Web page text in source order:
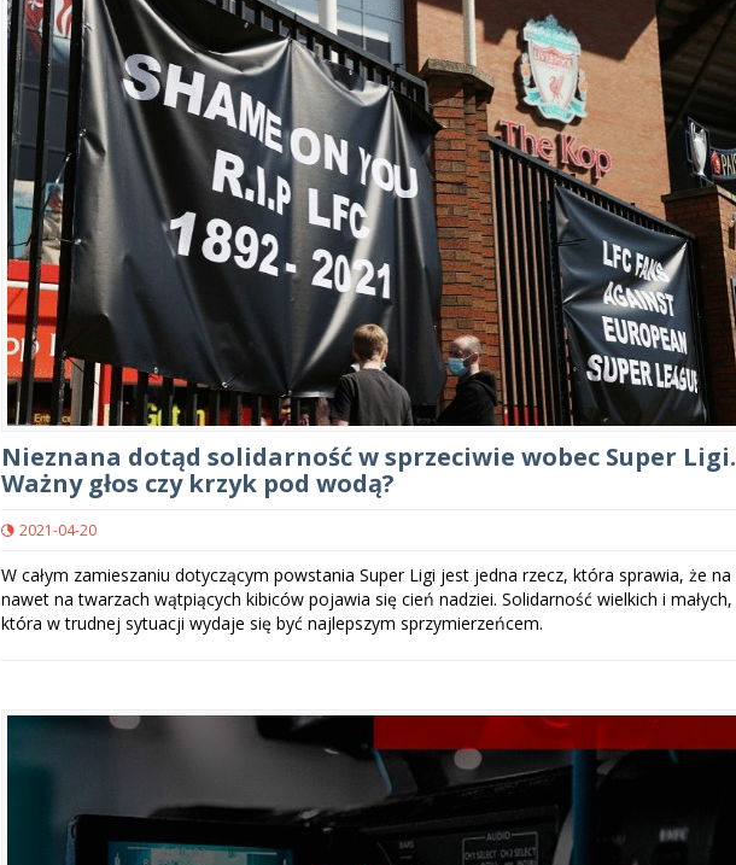
Nieznana dotąd solidarność w sprzeciwie wobec Super Ligi.
Ważny głos czy krzyk pod wodą?
2021-04-20
W całym zamieszaniu dotyczącym powstania Super Ligi jest jedna rzecz, która sprawia, że na
nawet na twarzach wątpiących kibiców pojawia się cień nadziei. Solidarność wielkich i małych,
która w trudnej sytuacji wydaje się być najlepszym sprzymierzeńcem.